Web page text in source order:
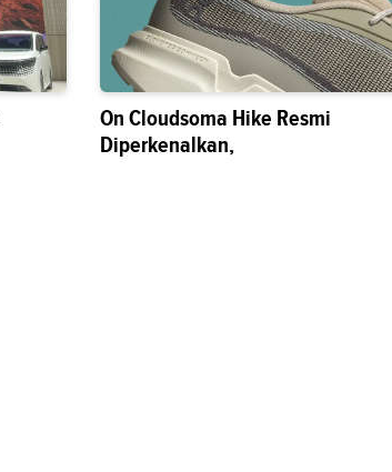
On Cloudsoma Hike Resmi
Diperkenalkan,